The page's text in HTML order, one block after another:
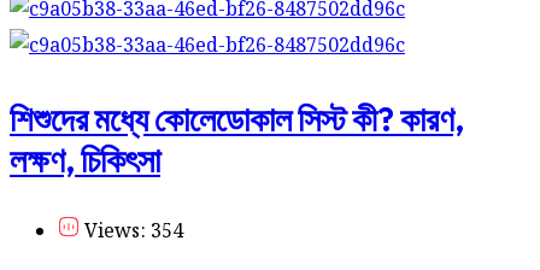
শিশুদের মধ্যে কোলেডোকাল সিস্ট কী? কারণ,
লক্ষণ, চিকিৎসা
Views: 354